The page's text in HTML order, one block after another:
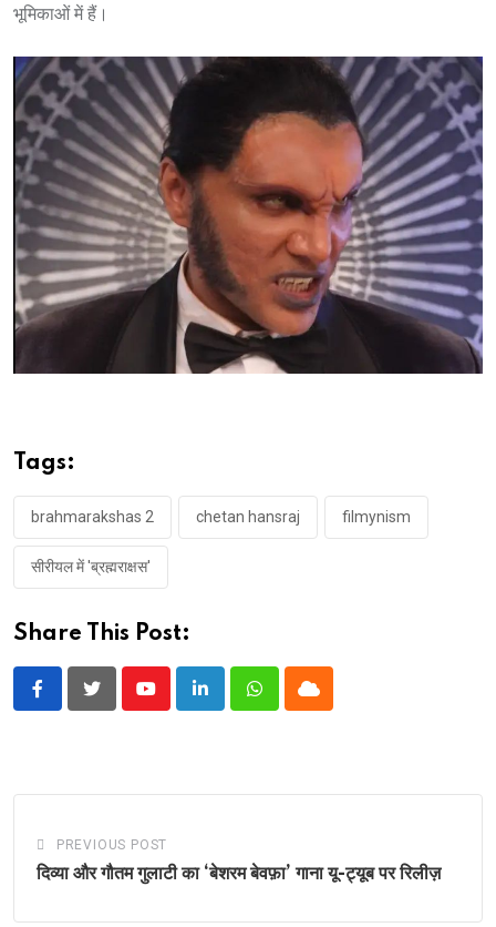
भूमिकाओं में हैं।
Tags:
brahmarakshas 2 chetan hansraj filmynism
सीरीयल में 'ब्रह्मराक्षस'
Share This Post:
YoutubeLinkedInWhatsappCloud
PREVIOUS POST
दिव्या और गौतम गुलाटी का ‘बेशरम बेवफ़ा’ गाना यू-ट्यूब पर रिलीज़